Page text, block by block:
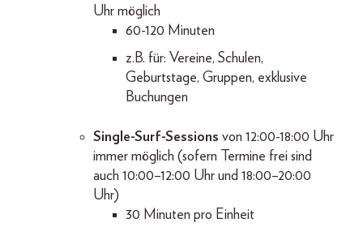
Uhr möglich
60-120 Minuten
z.B. für: Vereine, Schulen,
Geburtstage, Gruppen, exklusive
Buchungen
Single-Surf-Sessions von 12:00-18:00 Uhr
immer möglich (sofern Termine frei sind
auch 10:00–12:00 Uhr und 18:00–20:00
Uhr)
30 Minuten pro Einheit